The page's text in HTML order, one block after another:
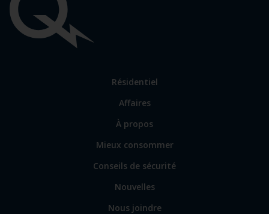
importants
Lien
les
principales
Résidentiel
Affaires
Lien
certains
sites
À propos
Mieux consommer
Conseils de sécurité
Nouvelles
Nous joindre